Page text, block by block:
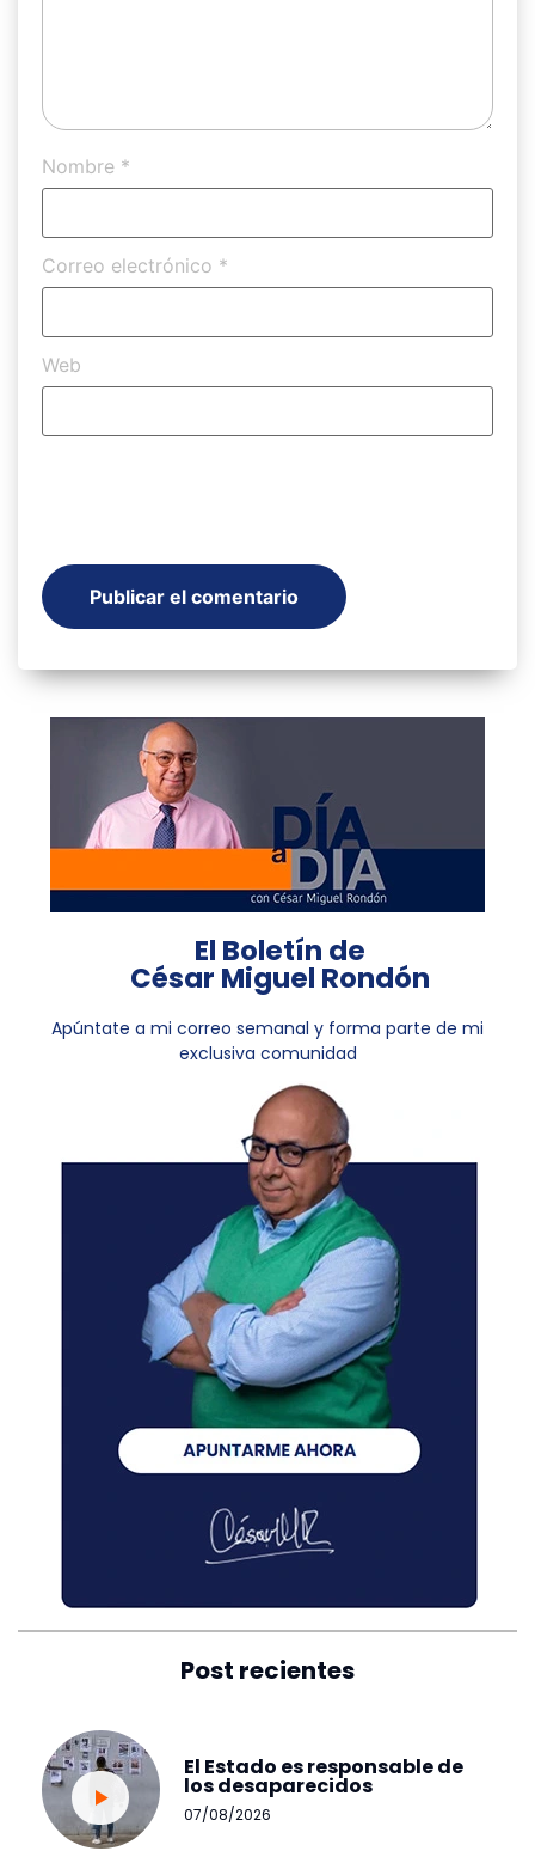
Nombre *
Correo electrónico *
Web
El Boletín de
César Miguel Rondón
Apúntate a mi correo semanal y forma parte de mi
exclusiva comunidad
Post recientes
El Estado es responsable de
los desaparecidos
07/08/2026